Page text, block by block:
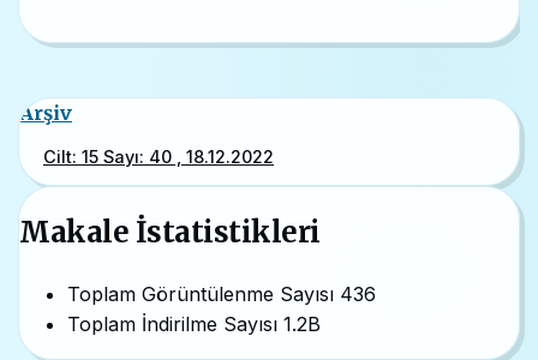
Arşiv
Cilt: 15 Sayı: 40 , 18.12.2022
Makale İstatistikleri
Toplam Görüntülenme Sayısı 436
Toplam İndirilme Sayısı 1.2B